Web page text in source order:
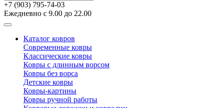
+7 (903) 795-74-03
Ежедневно с 9.00 до 22.00
Каталог ковров
Современные ковры
Классические ковры
Ковры с длинным ворсом
Ковры без ворса
Детские ковры
Ковры-картины
Ковры ручной работы